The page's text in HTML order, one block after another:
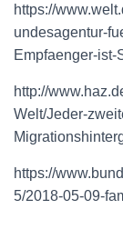
https://
undesagentur-
Empfaenger-ist-
http://
Welt/Jeder-
https://
5/2018-05-09-